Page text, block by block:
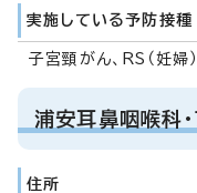
実施している予防接種
子宮頸がん、RS（妊婦）
浦安耳鼻咽喉科
住所